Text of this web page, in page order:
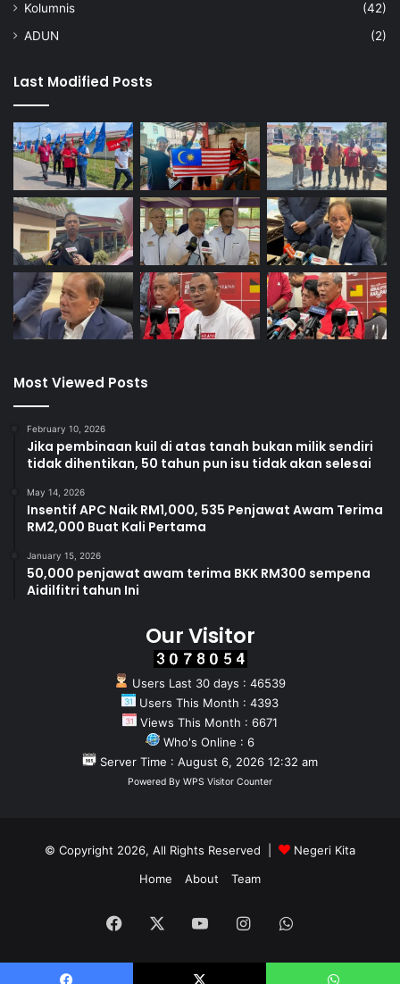
Kolumnis
(42)
ADUN
(2)
Last Modified Posts
Most Viewed Posts
February 10, 2026
Jika pembinaan kuil di atas tanah bukan milik sendiri
tidak dihentikan, 50 tahun pun isu tidak akan selesai
May 14, 2026
Insentif APC Naik RM1,000, 535 Penjawat Awam Terima
RM2,000 Buat Kali Pertama
January 15, 2026
50,000 penjawat awam terima BKK RM300 sempena
Aidilfitri tahun Ini
Our Visitor
Users Last 30 days : 46539
Users This Month : 4393
Views This Month : 6671
Who's Online : 6
Server Time : August 6, 2026 12:32 am
Powered By WPS Visitor Counter
© Copyright 2026, All Rights Reserved |
Negeri Kita
Home
About Team
Facebook YouTubeInstagramWhatsApp